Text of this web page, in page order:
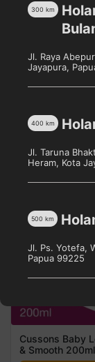
sehingga
membuatnya
baby Cream.
agar kulit
agar kulit
Cussons Baby
& Smooth 200ml
300 km
Jl. Raya
Jayapura,
400 km
Jl. Taruna
Heram, Kota
500 km
Jl. Ps. Yotefa,
Papua 99225